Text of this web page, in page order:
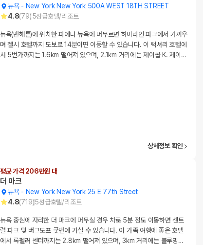
뉴욕- New York New York 500A WEST 18TH STREET
4.8(79)5성급호텔/리조트
뉴욕(맨해튼)에 위치한 파에나 뉴욕에 머무르면 하이라인 파크에서 가까우
며 첼시 호텔까지 도보로 14분이면 이동할 수 있습니다. 이 럭셔리 호텔에
서 5번가까지는 1.6km 떨어져 있으며, 2.1km 거리에는 제이콥 K. 제이 …
상세정보 확인
평균 가격 206만원 대
더 마크
뉴욕- New York New York 25 E 77th Street
4.8(719)5성급호텔/리조트
뉴욕 중심에 자리한 더 마크에 머무실 경우 차로 5분 정도 이동하면 센트
럴 파크 및 버그도프 굿맨에 가실 수 있습니다. 이 가족 여행에 좋은 호텔
에서 록펠러 센터까지는 2.8km 떨어져 있으며, 3km 거리에는 블루밍…